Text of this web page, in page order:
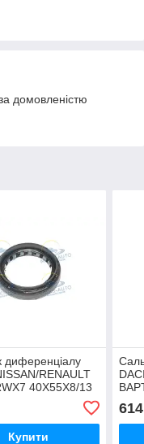
домовленістю
диференціалу
RENAULT
40X55X8/13
UA56
Купити
во
614